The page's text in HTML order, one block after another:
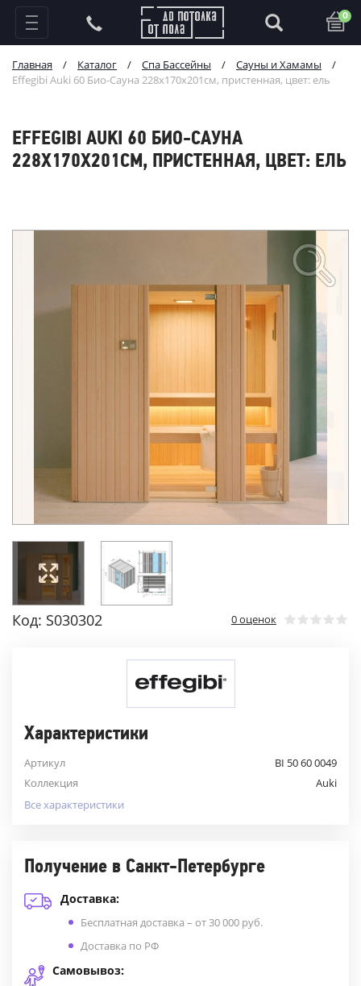
0
Главная / Каталог / Спа Бассейны / Сауны и Хамамы
/
Effegibi Auki 60 Био-Сауна 228x170x201см, пристенная, цвет: ель
EFFEGIBI AUKI 60 БИО-САУНА
228X170X201СМ, ПРИСТЕННАЯ, ЦВЕТ: ЕЛЬ
Код: S030302 0 оценок
Характеристики
Артикул
BI 50 60 0049
Коллекция
Auki
Все характеристики
Получение в Санкт-Петербурге
Доставка:
Бесплатная доставка – от 30 000 руб.
Доставка по РФ
Самовывоз: